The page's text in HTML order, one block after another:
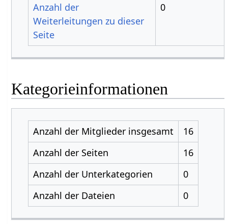
Anzahl der
Weiterleitungen zu dieser
Seite
0
Kategorieinformationen
Anzahl der Mitglieder insgesamt
16
Anzahl der Seiten
16
Anzahl der Unterkategorien
0
Anzahl der Dateien
0